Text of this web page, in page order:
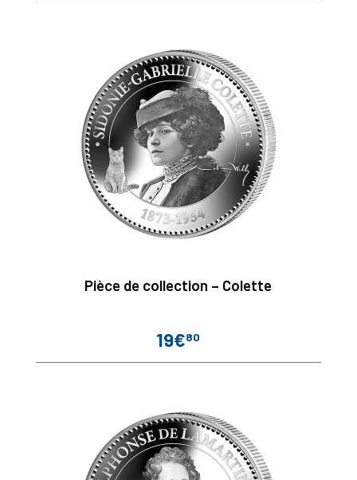
Pièce de collection – Colette
Prix
19€80